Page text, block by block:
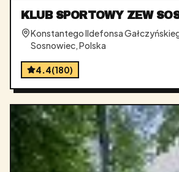
KLUB SPORTOWY ZEW
Konstantego Ildefonsa
Sosnowiec, Polska
4.4(180)